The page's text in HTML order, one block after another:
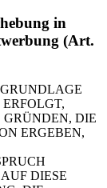
in
(Art.
GRÜNDEN, DIE
ERGEBEN,
DIESE